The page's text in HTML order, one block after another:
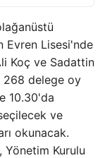
Evren Lisesi'nde
Koç ve Sadattin
268 delege oy
10.30'da
ve
okunacak.
Yönetim Kurulu